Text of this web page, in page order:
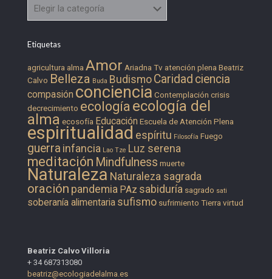
Etiquetas
agricultura alma Amor Ariadna Tv atención plena Beatriz
Calvo Belleza Buda Budismo Caridad ciencia
compasión conciencia Contemplación crisis
decrecimiento ecología ecología del
alma ecosofía Educación Escuela de Atención Plena
espiritualidad espíritu Filosofía Fuego
guerra infancia Lao Tze Luz serena
meditación Mindfulness muerte
Naturaleza Naturaleza sagrada
oración pandemia PAz sabiduría sagrado sati
soberanía alimentaria sufismo sufrimiento Tierra virtud
Beatriz Calvo Villoria
+ 34 687313080
beatriz@ecologiadelalma.es